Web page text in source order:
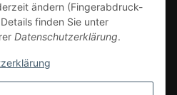
ändern (Fingerabdruck-
finden Sie unter
Datenschutzerklärung.